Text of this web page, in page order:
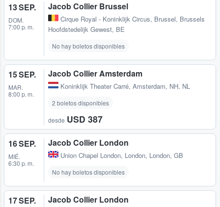
13 SEP.
DOM.
7:00 p. m.
Jacob Collier Brussel
Cirque Royal - Koninklijk Circus, Brussel, Brussels
Hoofdstedelijk Gewest, BE
No hay boletos disponibles
15 SEP.
MAR.
8:00 p. m.
Jacob Collier Amsterdam
Koninklijk Theater Carré, Amsterdam, NH, NL
2 boletos disponibles
desde USD 387
16 SEP.
MIÉ.
6:30 p. m.
Jacob Collier London
Union Chapel London, London, London, GB
No hay boletos disponibles
17 SEP. Jacob Collier London